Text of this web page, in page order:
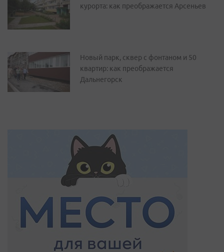
курорта: как преображается Арсеньев
Новый парк, сквер с фонтаном и 50
квартир: как преображается
Дальнегорск